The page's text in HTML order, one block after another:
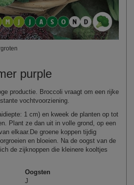
purple
productie. Broccoli vraagt om een rijke
vochtvoorziening.
1 cm) en kweek de planten op tot
Plant ze dan uit in volle grond, op een
elkaar.De groene koppen tijdig
en bloeien. Na de oogst van de
de zijknoppen die kleinere kooltjes
Oogsten
J